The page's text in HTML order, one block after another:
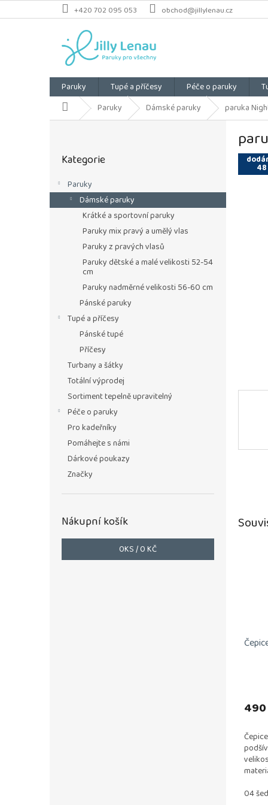
Přejít
na
+420 702 095 053 obchod@jillylenau.cz
Paruky Tupé a příčesy Péče o paruky
Domů Paruky Dámské paruky paruka
P
a
n
kategorie
Kategorie
Paruky
Dámské paruky
Krátké a sportovní paruky
Paruky mix pravý a umělý vlas
Paruky z pravých vlasů
Paruky dětské a malé velikosti 52-54
cm
Paruky nadměrné velikosti 56-60 cm
Pánské paruky
Tupé a příčesy
Pánské tupé
Příčesy
Turbany a šátky
Totální výprodej
Sortiment tepelně upravitelný
Péče o paruky
Pro kadeřníky
Pomáhejte s námi
Dárkové poukazy
Značky
Nákupní košík
0KS /0 KČ
04